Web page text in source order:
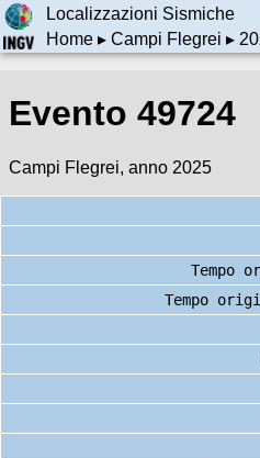
Localizzazioni Sismiche
Home▸ Campi Flegrei ▸
Evento 49724
Campi Flegrei, anno 2025
Tempo
Tempo